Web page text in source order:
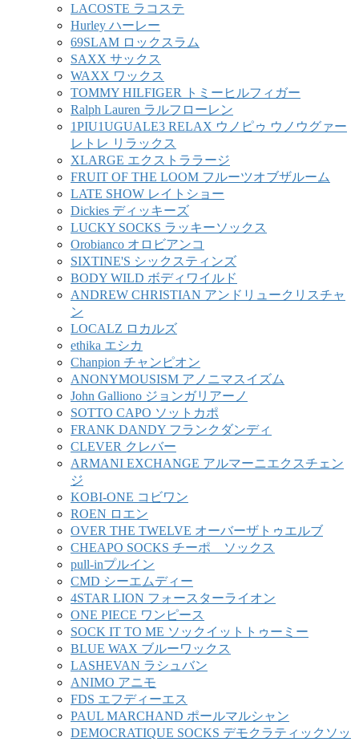
LACOSTE ラコステ
Hurley ハーレー
69SLAM ロックスラム
SAXX サックス
WAXX ワックス
TOMMY HILFIGER トミーヒルフィガー
Ralph Lauren ラルフローレン
1PIU1UGUALE3 RELAX ウノピゥ ウノウグァー
レトレ リラックス
XLARGE エクストララージ
FRUIT OF THE LOOM フルーツオブザルーム
LATE SHOW レイトショー
Dickies ディッキーズ
LUCKY SOCKS ラッキーソックス
Orobianco オロビアンコ
SIXTINE'S シックスティンズ
BODY WILD ボディワイルド
ANDREW CHRISTIAN アンドリュークリスチャ
ン
LOCALZ ロカルズ
ethika エシカ
Chanpion チャンピオン
ANONYMOUSISM アノニマスイズム
John Galliono ジョンガリアーノ
SOTTO CAPO ソットカポ
FRANK DANDY フランクダンディ
CLEVER クレバー
ARMANI EXCHANGE アルマーニエクスチェン
ジ
KOBI-ONE コビワン
ROEN ロエン
OVER THE TWELVE オーバーザトゥエルブ
CHEAPO SOCKS チーポ ソックス
pull-inプルイン
CMD シーエムディー
4STAR LION フォースターライオン
ONE PIECE ワンピース
SOCK IT TO ME ソックイットトゥーミー
BLUE WAX ブルーワックス
LASHEVAN ラシュバン
ANIMO アニモ
FDS エフディーエス
PAUL MARCHAND ポールマルシャン
DEMOCRATIQUE SOCKS デモクラティックソッ